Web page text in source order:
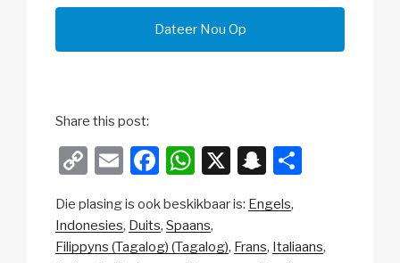
Dateer Nou Op
Share this post:
C
p
y
E
ail
F
c
e
W
at
s
X
S
a
p e
Die plasing is ook beskikbaar is: Engels
Indonesies Duits Spaans
Filippyns (Tagalog) (Tagalog) Frans Italiaans